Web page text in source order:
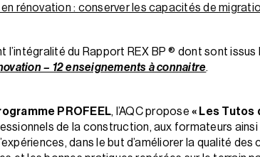
rénovation : conserver les capacités de
du Rapport REX BP ® dont sont
– 12 enseignements à connaitre.
PROFEEL, l’AQC propose « Les Tutos
de la construction, aux formateurs
dans le but d’améliorer la qualité